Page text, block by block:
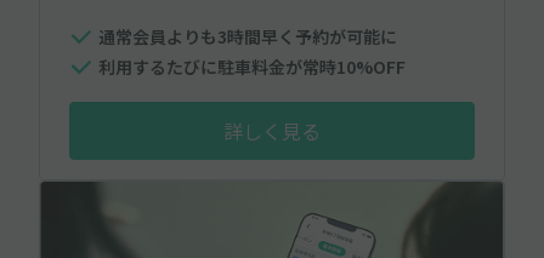
通常会員よりも3時間早く予約が可能に
利用するたびに駐車料金が常時10%OFF
詳しく見る